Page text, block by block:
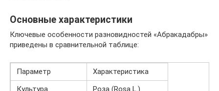
Основные характеристики
Ключевые особенности разновидностей «Абракадабры»
приведены в сравнительной таблице:
Параметр
Характеристика
Культура
Роза (Rosa L.)